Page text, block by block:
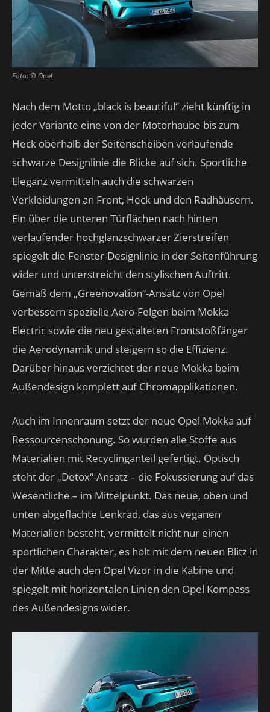
Foto: © Opel
Nach dem Motto „black is beautiful“ zieht künftig in
jeder Variante eine von der Motorhaube bis zum
Heck oberhalb der Seitenscheiben verlaufende
schwarze Designlinie die Blicke auf sich. Sportliche
Eleganz vermitteln auch die schwarzen
Verkleidungen an Front, Heck und den Radhäusern.
Ein über die unteren Türflächen nach hinten
verlaufender hochglanzschwarzer Zierstreifen
spiegelt die Fenster-Designlinie in der Seitenführung
wider und unterstreicht den stylischen Auftritt.
Gemäß dem „Greenovation“-Ansatz von Opel
verbessern spezielle Aero-Felgen beim Mokka
Electric sowie die neu gestalteten Frontstoßfänger
die Aerodynamik und steigern so die Effizienz.
Darüber hinaus verzichtet der neue Mokka beim
Außendesign komplett auf Chromapplikationen.
Auch im Innenraum setzt der neue Opel Mokka auf
Ressourcenschonung. So wurden alle Stoffe aus
Materialien mit Recyclinganteil gefertigt. Optisch
steht der „Detox“-Ansatz – die Fokussierung auf das
Wesentliche – im Mittelpunkt. Das neue, oben und
unten abgeflachte Lenkrad, das aus veganen
Materialien besteht, vermittelt nicht nur einen
sportlichen Charakter, es holt mit dem neuen Blitz in
der Mitte auch den Opel Vizor in die Kabine und
spiegelt mit horizontalen Linien den Opel Kompass
des Außendesigns wider.